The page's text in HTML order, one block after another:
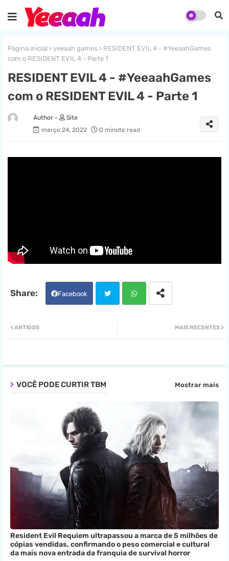
Página inicial yeeaah games
RESIDENT EVIL 4 - #YeeaahGames
com o RESIDENT EVIL 4 - Parte 1
RESIDENT EVIL 4 - #YeeaahGames
com o RESIDENT EVIL 4 - Parte 1
Site
março 24, 2022
0 minute read
Facebook
pp
MAIS RECENTES
ANTIGOS
VOCÊ PODE CURTIR TBM Mostrar mais
Resident Evil Requiem ultrapassou a marca de 5 milhões de
cópias vendidas, confirmando o peso comercial e cultural
da mais nova entrada da franquia de survival horror